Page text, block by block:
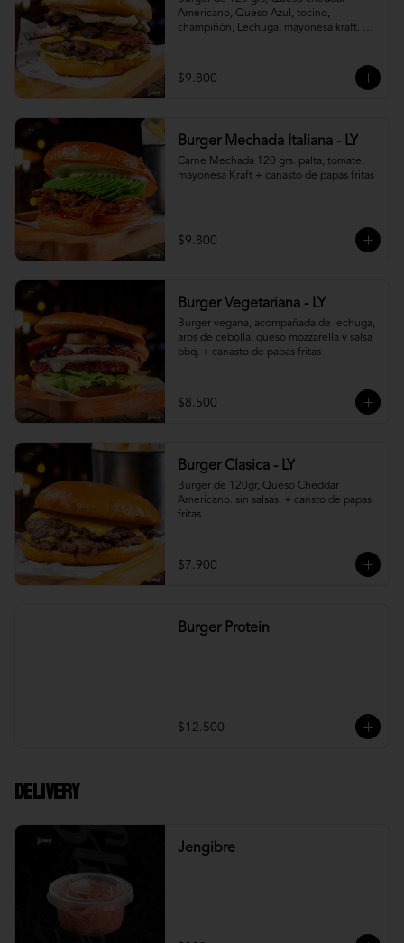
Americano, Queso Azul, tocino,
champiñón, Lechuga, mayonesa kraft. +
$9.800
Burger Mechada Italiana - LY
Carne Mechada 120 grs. palta, tomate,
mayonesa Kraft + canasto de papas fritas
$9.800
Burger Vegetariana - LY
Burger vegana, acompañada de lechuga,
aros de cebolla, queso mozzarella y salsa
bbq. + canasto de papas fritas
$8.500
Burger Clasica - LY
Burger de 120gr, Queso Cheddar
Americano. sin salsas. + cansto de papas
fritas
$7.900
Burger Protein
$12.500
DELIVERY
Jengibre